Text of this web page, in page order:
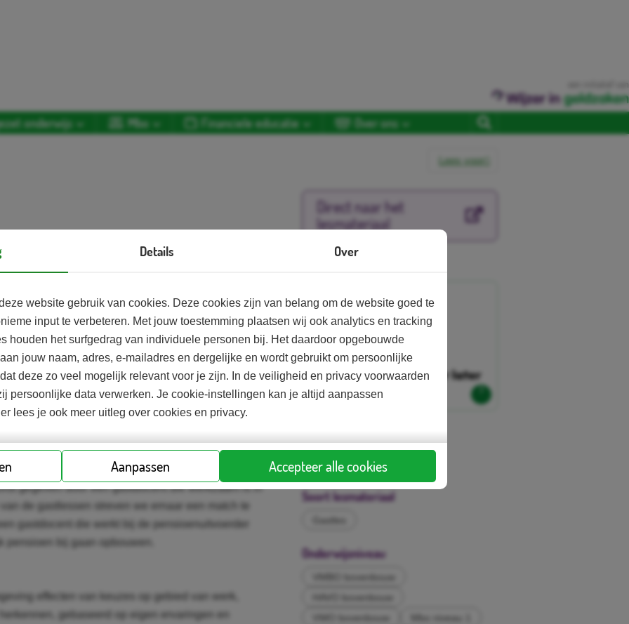
een initiatief van
onderwijs Mbo Financiele educatie Over ons
Lees voor
is de titel van de gastles over pensioen voor het
‘Morgen’ verwijst naar later, als de
gaan. En morgen verwijst ook naar het
wanneer het over pensioen gaat: “Heel
maar vandaag nog even niet.”
speelse, laagdrempelige en interactieve manier
niet meer ‘eng’ en ingewikkeld lijkt als ze
arbeidsvoorwaarde pensioen in aanraking komen.
een aantal open vragen aan de klas om een indruk
over pensioen hebben, een klassikale uitleg over
een interactieve opdracht en een kleine
gegeven door een gastdocent die werkzaam is in
de gastlessen streven we ernaar een match te
gastdocent die werkt bij de pensioenuitvoerder
pensioen bij gaan opbouwen.
effecten van keuzes op gebied van werk,
gebaseerd op eigen ervaringen en
Direct naar het
lesmateriaal
Kosten
Gratis
Soort lesmateriaal
Onderwijsniveau
Details Over
website gebruik van cookies. Deze cookies zijn van belang om de website goed te
input te verbeteren. Met jouw toestemming plaatsen wij ook analytics en tracking
houden het surfgedrag van individuele personen bij. Het daardoor opgebouwde
jouw naam, adres, e-mailadres en dergelijke en wordt gebruikt om persoonlijke
deze zo veel mogelijk relevant voor je zijn. In de veiligheid en privacy voorwaarden
persoonlijke data verwerken. Je cookie-instellingen kan je altijd aanpassen
lees je ook meer uitleg over cookies en privacy.
Aanpassen Accepteer alle cookies